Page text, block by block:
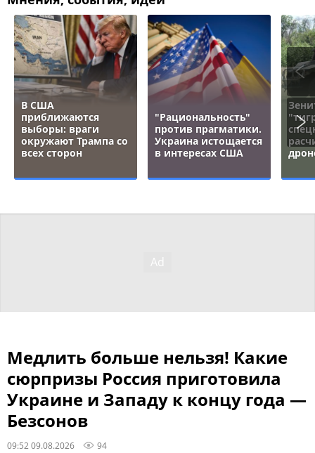
В США
приближаются
выборы: враги
окружают Трампа со
всех сторон
"Рациональность"
против прагматики.
Украина истощается
в интересах США
Медлить больше нельзя! Какие
сюрпризы Россия приготовила
Украине и Западу к концу года —
Безсонов
09:52 09.08.2026 94